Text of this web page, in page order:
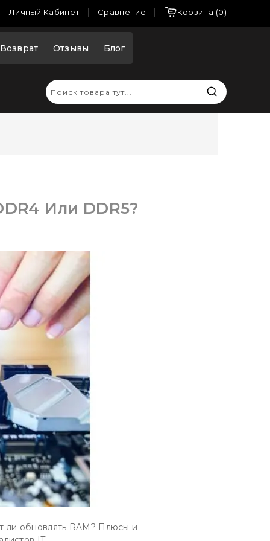
Личный Кабинет Сравнение Корзина 0
Возврат Отзывы Блог
Или DDR5?
ли обновлять RAM? Плюсы и